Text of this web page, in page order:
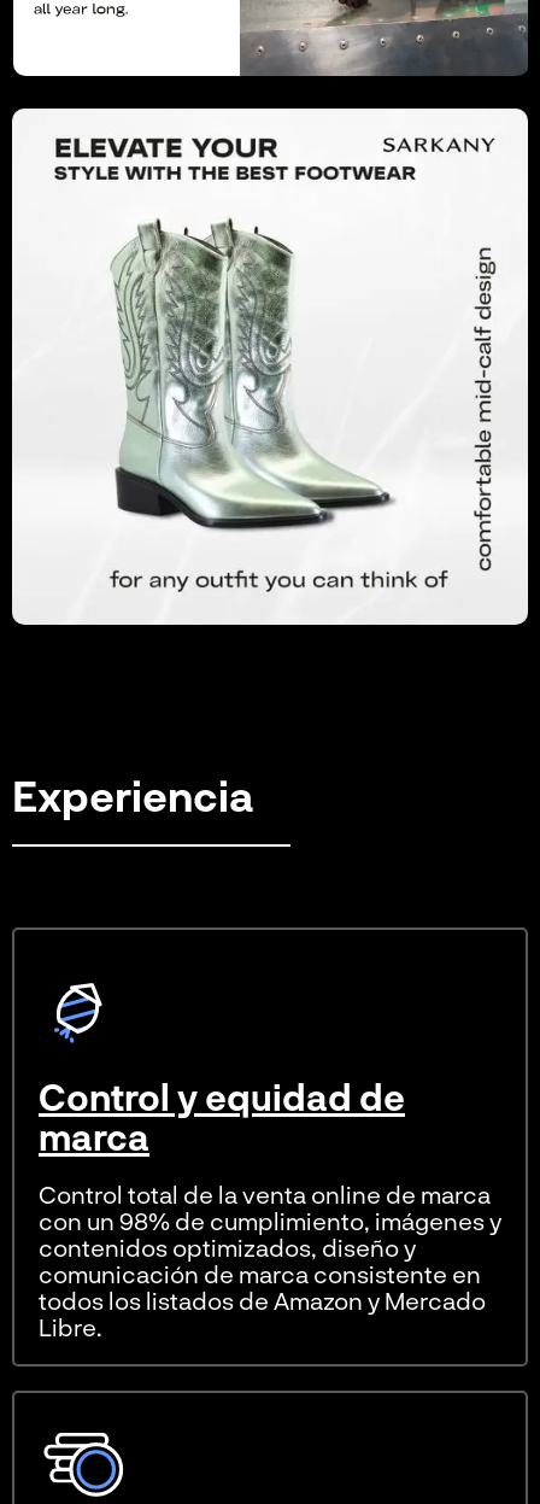
Experiencia
Control y equidad de
marca
Control total de la venta online de marca
con un 98% de cumplimiento, imágenes y
contenidos optimizados, diseño y
comunicación de marca consistente en
todos los listados de Amazon y Mercado
Libre.